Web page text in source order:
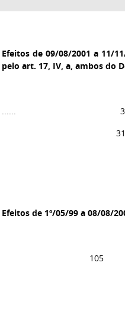
Efeitos de 09/08/2001 a 11/
pelo art. 17, IV, a, ambos do
......
Efeitos de 1º/05/99 a 08/08/
105